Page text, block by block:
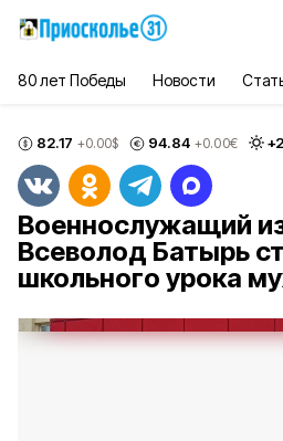
80 лет Победы Новости
82.17 +0.00$ 94.84 +0.00€ +
Военнослужащий
Всеволод Батырь
школьного урока